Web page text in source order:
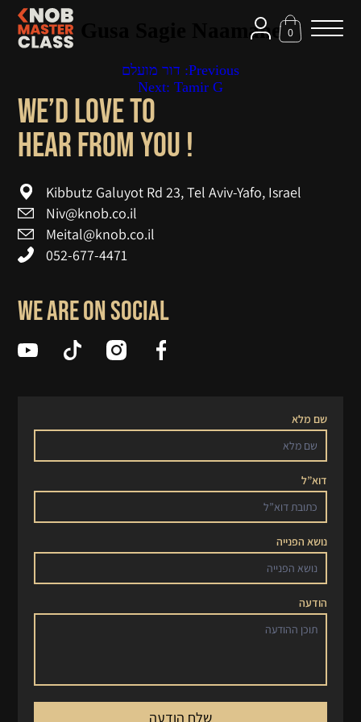
0
Gusa Sagie Naamane
Previous: דור מועלם
Next: Tamir G
We’d love to
! hear from you
Kibbutz Galuyot Rd 23, Tel Aviv-Yafo, Israel
Niv@knob.co.il
Meital@knob.co.il
052-677-4471
We are on social
שם מלא
דוא”ל
נושא הפנייה
הודעה